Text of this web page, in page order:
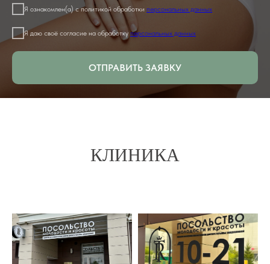
Я ознакомлен(а) с политикой обработки персональных данных
Я даю своё согласие на обработкуперсональных данных
ОТПРАВИТЬ ЗАЯВКУ
КЛИНИКА